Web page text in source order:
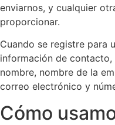
enviarnos, y cualquier
proporcionar.
Cuando se registre para
información de
nombre, nombre de la
correo electrónico y
Cómo